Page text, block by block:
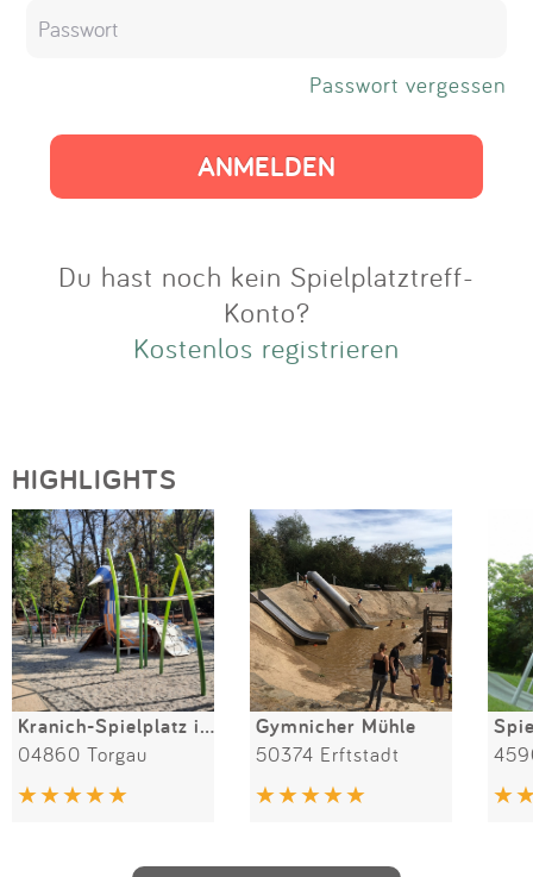
Passwort vergessen
Du hast noch kein Spielplatztreff-
Konto?
Kostenlos registrieren
HIGHLIGHTS
Kranich-Spielplatz im Glacis
04860 Torgau
Gymnicher Mühle
50374 Erftstadt